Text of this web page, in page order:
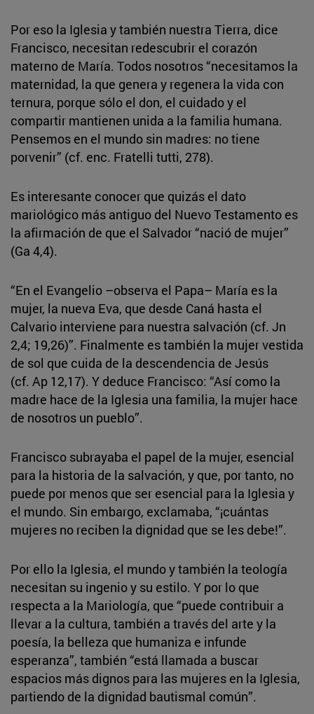
Por eso la Iglesia y también nuestra Tierra, dice
Francisco, necesitan redescubrir el corazón
materno de María. Todos nosotros “necesitamos la
maternidad, la que genera y regenera la vida con
ternura, porque sólo el don, el cuidado y el
compartir mantienen unida a la familia humana.
Pensemos en el mundo sin madres: no tiene
porvenir” (cf. enc. Fratelli tutti, 278).
Es interesante conocer que quizás el dato
mariológico más antiguo del Nuevo Testamento es
la afirmación de que el Salvador “nació de mujer”
(Ga 4,4).
“En el Evangelio –observa el Papa– María es la
mujer, la nueva Eva, que desde Caná hasta el
Calvario interviene para nuestra salvación (cf. Jn
2,4; 19,26)”. Finalmente es también la mujer vestida
de sol que cuida de la descendencia de Jesús
(cf. Ap 12,17). Y deduce Francisco: “Así como la
madre hace de la Iglesia una familia, la mujer hace
de nosotros un pueblo”.
Francisco subrayaba el papel de la mujer, esencial
para la historia de la salvación, y que, por tanto, no
puede por menos que ser esencial para la Iglesia y
el mundo. Sin embargo, exclamaba, “¡cuántas
mujeres no reciben la dignidad que se les debe!”.
Por ello la Iglesia, el mundo y también la teología
necesitan su ingenio y su estilo. Y por lo que
respecta a la Mariología, que “puede contribuir a
llevar a la cultura, también a través del arte y la
poesía, la belleza que humaniza e infunde
esperanza”, también “está llamada a buscar
espacios más dignos para las mujeres en la Iglesia,
partiendo de la dignidad bautismal común”.